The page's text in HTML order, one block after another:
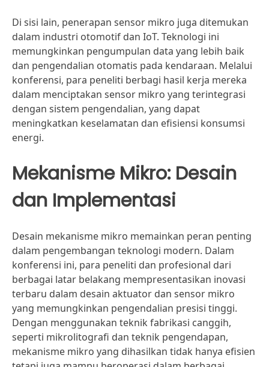
Di sisi lain, penerapan sensor mikro juga ditemukan
dalam industri otomotif dan IoT. Teknologi ini
memungkinkan pengumpulan data yang lebih baik
dan pengendalian otomatis pada kendaraan. Melalui
konferensi, para peneliti berbagi hasil kerja mereka
dalam menciptakan sensor mikro yang terintegrasi
dengan sistem pengendalian, yang dapat
meningkatkan keselamatan dan efisiensi konsumsi
energi.
Mekanisme Mikro: Desain
dan Implementasi
Desain mekanisme mikro memainkan peran penting
dalam pengembangan teknologi modern. Dalam
konferensi ini, para peneliti dan profesional dari
berbagai latar belakang mempresentasikan inovasi
terbaru dalam desain aktuator dan sensor mikro
yang memungkinkan pengendalian presisi tinggi.
Dengan menggunakan teknik fabrikasi canggih,
seperti mikrolitografi dan teknik pengendapan,
mekanisme mikro yang dihasilkan tidak hanya efisien